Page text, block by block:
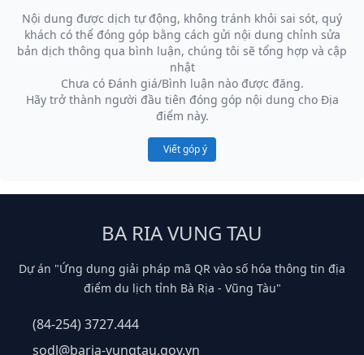
Nội dung được dịch tự động, không tránh khỏi sai sót, quý
khách có thể đóng góp bằng cách gửi nội dung chỉnh sửa
bản dịch thông qua bình luận, chúng tôi sẽ tổng hợp và cập
nhật
Chưa có Đánh giá/Bình luận nào được đăng.
Hãy trở thành người đầu tiên đóng góp nội dung cho Địa
điểm này.
Viết góp ý
BA RIA VUNG TAU
Dự án "Ứng dụng giải pháp mã QR vào số hóa thông tin địa
điểm du lịch tỉnh Bà Rịa - Vũng Tàu"
(84-254) 3727.444
sodl@baria-vungtau.gov.vn